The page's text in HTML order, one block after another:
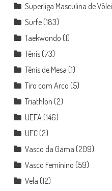
Superliga Masculina de Vôlei
Surfe(183)
Taekwondo (1)
Tênis(73)
Tênis de Mesa (1)
Tiro com Arco (5)
Triathlon (2)
UEFA(146)
UFC(2)
Vasco da Gama (209)
Vasco Feminino (59)
Vela (12)